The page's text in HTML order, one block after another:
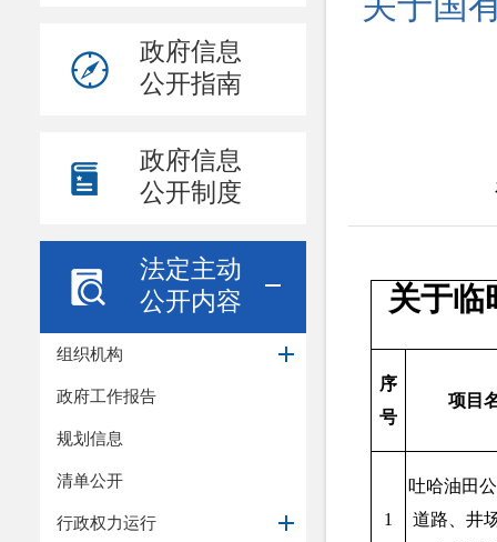
政府信息
公开指南
政府信息
公开制度
法定主动
公开内容
组织机构
政府工作报告
规划信息
清单公开
行政权力运行
关于临
序
号
项目
1
吐哈油田
道路、井